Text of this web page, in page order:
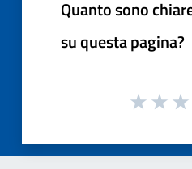
Quanto sono
su questa pagina?